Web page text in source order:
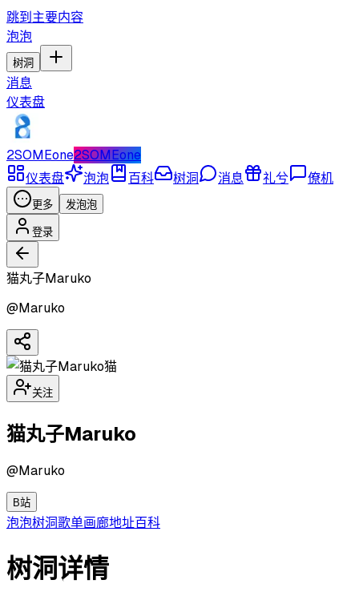
跳到主要内容
泡泡
树洞
消息
仪表盘
2SOMEone2SOMEone
仪表盘
泡泡 百科 树洞 消息 礼兮 僚机
更多 发泡泡
登录
猫丸子Maruko
@Maruko
猫
关注
猫丸子Maruko
@Maruko
B站
泡泡树洞歌单画廊地址百科
树洞详情